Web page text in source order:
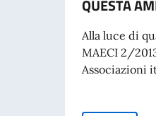
QUESTA
Alla luce di
MAECI 2/
Associazioni